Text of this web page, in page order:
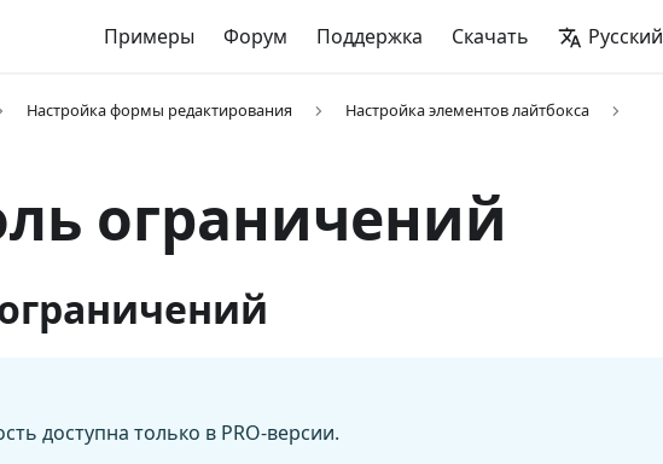
Примеры Форум Поддержка Скачать Русский
Настройка формы редактирования
Настройка элементов лайтбокса
ограничений
доступна только в PRO-версии.